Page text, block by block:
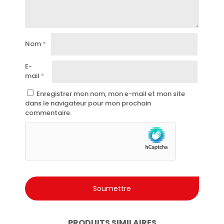
Qualité Intesa Pour Homme, un symbole de soin et de
charme masculin.
Nom *
E-
mail *
Enregistrer mon nom, mon e-mail et mon site
dans le navigateur pour mon prochain
commentaire.